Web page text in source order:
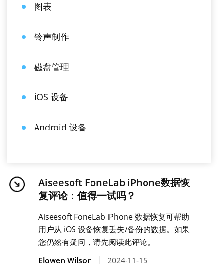
图表
铃声制作
磁盘管理
iOS 设备
Android 设备
Aiseesoft FoneLab iPhone数据恢
复评论：值得一试吗？
Aiseesoft FoneLab iPhone 数据恢复可帮助
用户从 iOS 设备恢复丢失/备份的数据。如果
您仍然有疑问，请先阅读此评论。
Elowen Wilson
2024-11-15